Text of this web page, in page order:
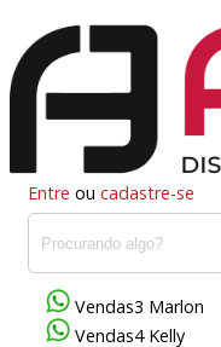
Entre ou cadastre-se
Vendas3 Marlon
Vendas4 Kelly